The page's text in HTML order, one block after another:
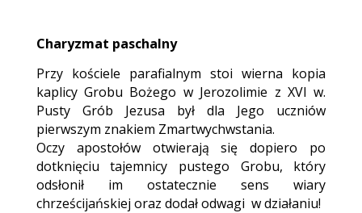
Charyzmat paschalny
Przy kościele parafialnym stoi wierna kopia
kaplicy Grobu Bożego w Jerozolimie z XVI w.
Pusty Grób Jezusa był dla Jego uczniów
pierwszym znakiem Zmartwychwstania.
Oczy apostołów otwierają się dopiero po
dotknięciu tajemnicy pustego Grobu, który
odsłonił im ostatecznie sens wiary
chrześcijańskiej oraz dodał odwagi w działaniu!